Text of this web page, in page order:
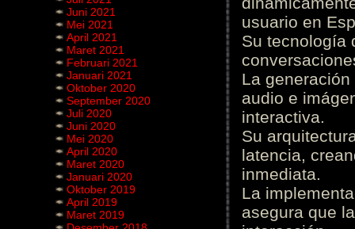
Juni 2021
Mei 2021
April 2021
Maret 2021
Februari 2021
Januari 2021
Oktober 2020
September 2020
Juli 2020
Juni 2020
Mei 2020
April 2020
Maret 2020
Januari 2020
Oktober 2019
April 2019
Maret 2019
usuario en
Su tecnología
La
audio e
interactiva.
Su
latencia,
inmediata.
La
asegura que